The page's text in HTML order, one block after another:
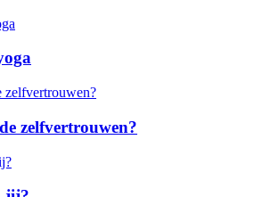
zelfvertrouwen?